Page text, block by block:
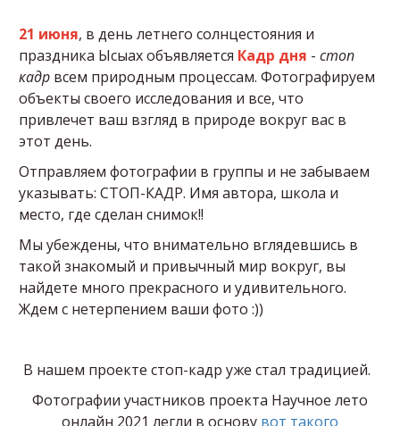
21 июня, в день летнего солнцестояния и
праздника Ысыах объявляется Кадр дня - стоп
кадр всем природным процессам. Фотографируем
объекты своего исследования и все, что
привлечет ваш взгляд в природе вокруг вас в
этот день.
Отправляем фотографии в группы и не забываем
указывать: СТОП-КАДР. Имя автора, школа и
место, где сделан снимок!!
Мы убеждены, что внимательно вглядевшись в
такой знакомый и привычный мир вокруг, вы
найдете много прекрасного и удивительного.
Ждем с нетерпением ваши фото :))
В нашем проекте стоп-кадр уже стал традицией.
Фотографии участников проекта Научное лето
онлайн 2021 легли в основу вот такого